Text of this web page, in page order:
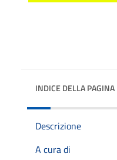
INDICE DELLA PAGINA
Descrizione
A cura di